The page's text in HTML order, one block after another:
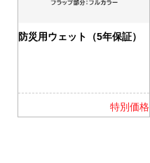
防災用ウェット（5年保証）
特別価格